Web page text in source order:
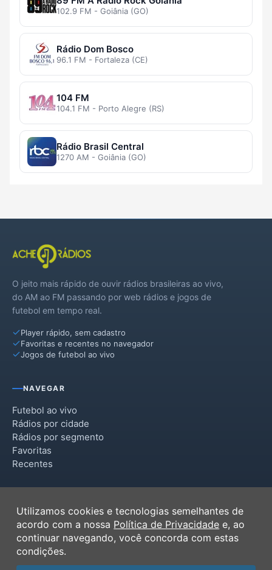
102.9 FM - Goiânia (GO)
Rádio Dom Bosco
96.1 FM - Fortaleza (CE)
104 FM
104.1 FM - Porto Alegre (RS)
Rádio Brasil Central
1270 AM - Goiânia (GO)
O jeito mais rápido de ouvir rádios brasileiras ao vivo,
do AM ao FM passando por web rádios e jogos de
futebol em tempo real.
Player rápido, sem cadastro
Favoritas e recentes no navegador
Jogos de futebol ao vivo
NAVEGAR
Futebol ao vivo
Rádios por cidade
Rádios por segmento
Favoritas
Recentes
Termos de Uso
Política de Privacidade
Ferramentas
Contato
Utilizamos cookies e tecnologias semelhantes de
acordo com a nossa Política de Privacidade e, ao
continuar navegando, você concorda com estas
condições.